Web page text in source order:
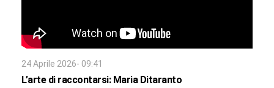
24 Aprile 2026- 09:41
L’arte di raccontarsi: Maria Ditaranto